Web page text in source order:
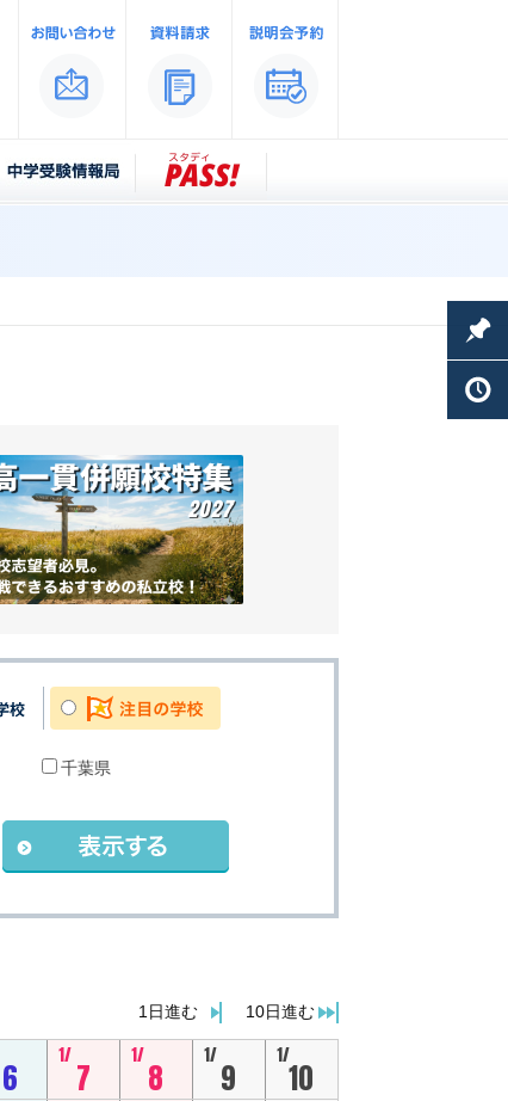
千葉県
10日進む
1日進む
6
1/
7
1/
8
1/
9
1/
10